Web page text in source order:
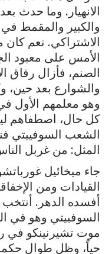
الانهيار. وما حدث
والكبير والمقمط
الاشتراكي. نعم كان
الأمس على معبود
الصنم، فأزال
والشوارع بعد حين،
وهو معلمهم الأول
كل حال، اصطفاهم
الشعب السوفييتي
المثل: من غربل
جاء ميخائيل
القيادات ومن
أفسده الدهر.
السوفييتي وهو في
حياً، وظل طوال